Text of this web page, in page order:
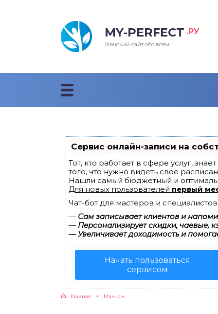
MY-PERFECT .РУ
Женский сайт обо всем
Сервис онлайн-записи на
Тот, кто работает в сфере услуг,
того, что нужно видеть свое
Нашли самый бюджетный и
Для новых пользователей первый
Чат-бот для мастеров и
— Сам записывает клиентов и
— Персонализирует скидки, чаевые,
— Увеличивает доходимость и
Начать пользоваться
сервисом
Главная Макияж
прически 2018
стрижки 2018